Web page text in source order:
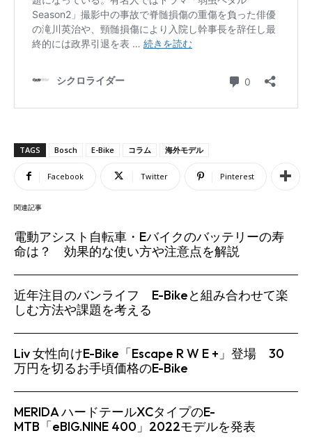
TAGS Bosch E-Bike コラム 海外モデル
Facebook Twitter Pinterest
関連記事
電動アシスト自転車・Eバイクのバッテリーの寿
命は？ 効果的な使い方や注意点を解説
近年注目のバンライフ E-Bikeと組み合わせて楽
しむ方法や課題を考える
Liv 女性向けE-Bike「Escape R W E +」登場 30
万円を切るお手頃価格のE-Bike
MERIDA ハードテールXCタイプのE-
MTB「eBIG.NINE 400」2022モデルを発表